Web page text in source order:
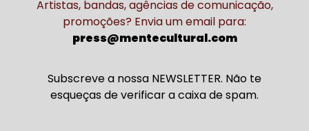
Artistas, bandas, agências de comunicação,
promoções? Envia um email para:
press@mentecultural.com
Subscreve a nossa NEWSLETTER. Não te
esqueças de verificar a caixa de spam.